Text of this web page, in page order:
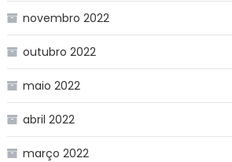
novembro 2022
outubro 2022
maio 2022
abril 2022
março 2022